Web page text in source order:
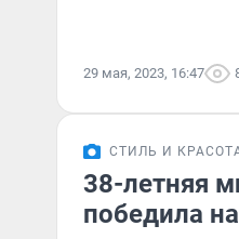
29 мая, 2023, 16:47
СТИЛЬ И
38-летняя
победила